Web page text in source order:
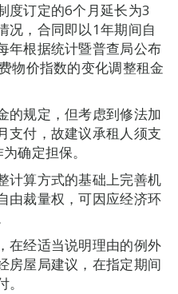
度订定的6个月延长为3
况，合同即以1年期间自
年根据统计暨普查局公布
物价指数的变化调整租金
的规定，但考虑到修法加
支付，故建议承租人须支
确定担保。
计算方式的基础上完善机
由裁量权，可因应经济环
在经适当说明理由的例外
房屋局建议，在指定期间